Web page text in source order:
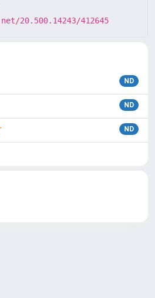
20.500.14243/412645
ND
ND
ND